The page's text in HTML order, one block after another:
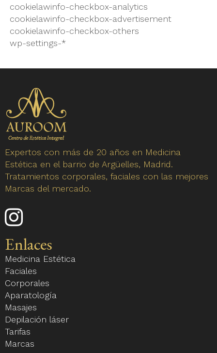
cookielawinfo-checkbox-analytics
cookielawinfo-checkbox-advertisement
cookielawinfo-checkbox-others
wp-settings-*
Expertos con más de 20 años en Medicina
Estética en el barrio de Argüelles, Madrid.
Tratamientos corporales, faciales con las mejores
Marcas del mercado.
Enlace
a
nuestro
perfil
de
Instagram
Enlaces
Medicina Estética
Faciales
Corporales
Aparatología
Masajes
Depilación láser
Tarifas
Marcas